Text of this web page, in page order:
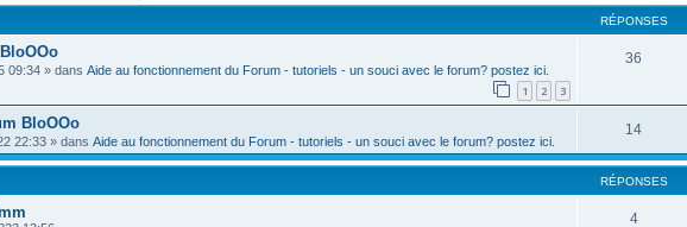
RÉPONSES
09:34 » dans Aide au fonctionnement du Forum - tutoriels - un souci avec le forum? postez ici.
1 2 3
36
BloOOo
22:33 » dans Aide au fonctionnement du Forum - tutoriels - un souci avec le forum? postez ici.
14
RÉPONSES
4